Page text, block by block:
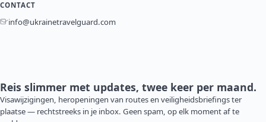
CONTACT
info@ukrainetravelguard.com
Reis slimmer met updates, twee keer per maand.
Visawijzigingen, heropeningen van routes en veiligheidsbriefings ter
plaatse — rechtstreeks in je inbox. Geen spam, op elk moment af te